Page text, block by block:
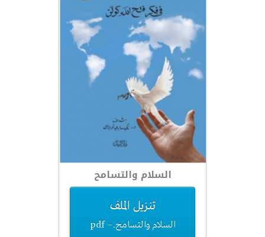
السلام والتسامح
تنزيل الملف
السلام والتسامح.pdf –